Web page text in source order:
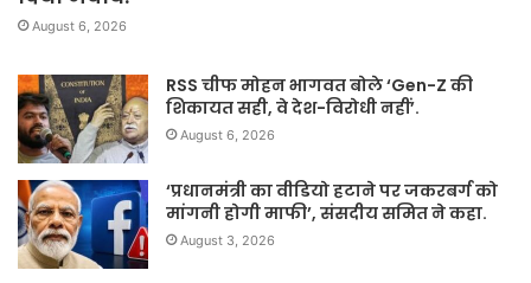
August 6, 2026
RSS चीफ मोहन भागवत बोले ‘Gen-Z की
शिकायत सही, वे देश-विरोधी नहीं’.
August 6, 2026
‘प्रधानमंत्री का वीडियो हटाने पर जकरबर्ग को
मांगनी होगी माफी’, संसदीय समित ने कहा.
August 3, 2026